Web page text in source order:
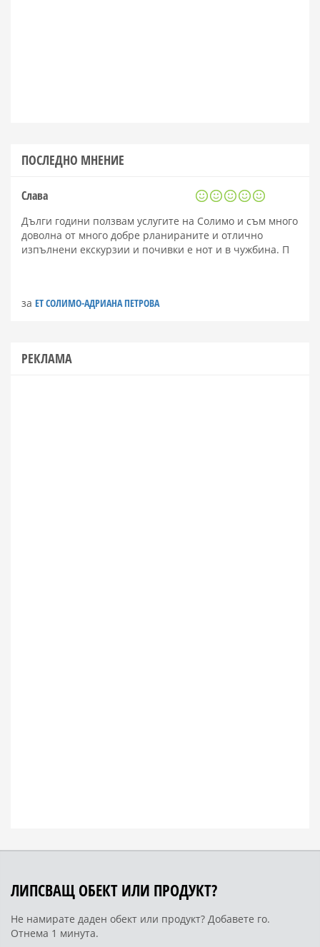
ПОСЛЕДНО МНЕНИЕ
Слава
Дълги години ползвам услугите на Солимо и съм много
доволна от много добре рланираните и отлично
изпълнени екскурзии и почивки е нот и в чужбина. П
за ЕТ СОЛИМО-АДРИАНА ПЕТРОВА
РЕКЛАМА
ЛИПСВАЩ ОБЕКТ ИЛИ ПРОДУКТ?
Не намирате даден обект или продукт? Добавете го.
Отнема 1 минута.